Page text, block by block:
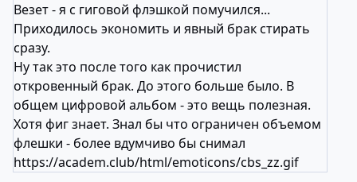
Везет - я с гиговой флэшкой помучился...
Приходилось экономить и явный брак стирать
сразу.
Ну так это после того как прочистил
откровенный брак. До этого больше было. В
общем цифровой альбом - это вещь полезная.
Хотя фиг знает. Знал бы что ограничен объемом
флешки - более вдумчиво бы снимал
https://academ.club/html/emoticons/cbs_zz.gif